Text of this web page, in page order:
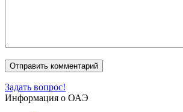
Задать вопрос!
Информация о ОАЭ